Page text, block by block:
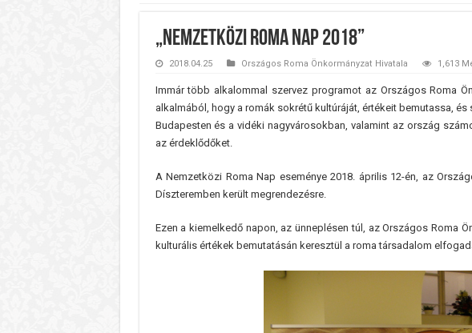
„Nemzetközi Roma Nap 2018”
2018.04.25 Országos Roma Önkormányzat Hivatala 1,613
Immár több alkalommal szervez programot az Országos Roma
alkalmából, hogy a romák sokrétű kultúráját, értékeit bemutassa,
Budapesten és a vidéki nagyvárosokban, valamint az ország
az érdeklődőket.
A Nemzetközi Roma Nap eseménye 2018. április 12-én, az
Díszteremben került megrendezésre.
Ezen a kiemelkedő napon, az ünneplésen túl, az Országos Roma
kulturális értékek bemutatásán keresztül a roma társadalom